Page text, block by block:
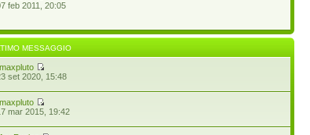
feb 2011, 20:05
MESSAGGIO
maxpluto
set 2020, 15:48
maxpluto
mar 2015, 19:42